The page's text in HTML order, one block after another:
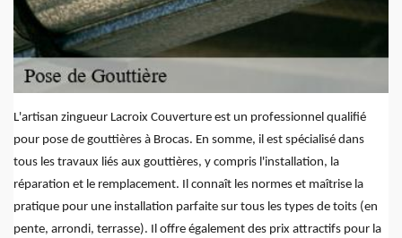
L'artisan zingueur Lacroix Couverture est un professionnel qualifié
pour pose de gouttières à Brocas. En somme, il est spécialisé dans
tous les travaux liés aux gouttières, y compris l'installation, la
réparation et le remplacement. Il connaît les normes et maîtrise la
pratique pour une installation parfaite sur tous les types de toits (en
pente, arrondi, terrasse). Il offre également des prix attractifs pour la